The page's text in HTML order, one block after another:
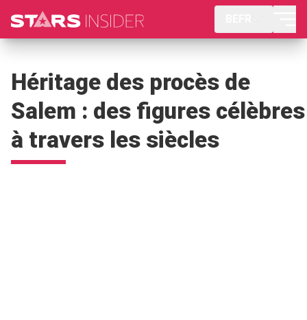
Héritage des procès de
Salem : des figures célèbres
à travers les siècles